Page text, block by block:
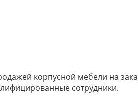
корпусной мебели на
сотрудники.